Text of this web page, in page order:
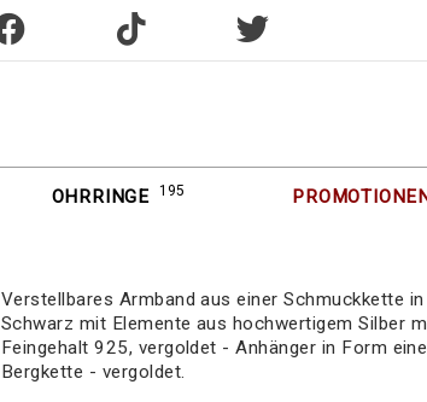
OHRRINGE 195 PROMOTIONEN
Verstellbares Armband aus einer Schmuckkette in
Schwarz mit Elemente aus hochwertigem Silber
Feingehalt 925, vergoldet - Anhänger in Form
Bergkette - vergoldet.